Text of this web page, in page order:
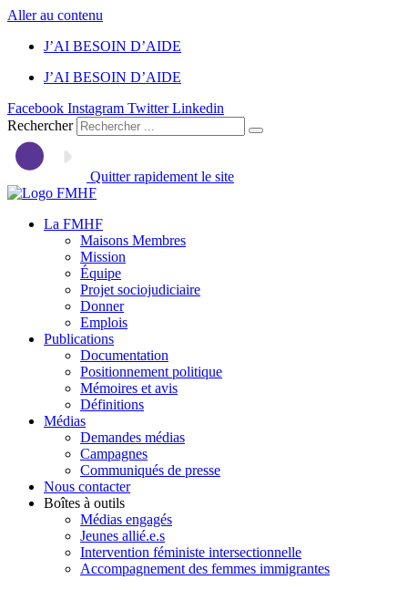
Aller au contenu
J’AI BESOIN D’AIDE
J’AI BESOIN D’AIDE
Facebook Instagram Twitter Linkedin
Rechercher
Quitter rapidement le site
La FMHF
Maisons Membres
Mission
Équipe
Projet sociojudiciaire
Donner
Emplois
Publications
Documentation
Positionnement politique
Mémoires et avis
Définitions
Médias
Demandes médias
Campagnes
Communiqués de presse
Nous contacter
Boîtes à outils
Médias engagés
Jeunes allié.e.s
Intervention féministe intersectionnelle
Accompagnement des femmes immigrantes